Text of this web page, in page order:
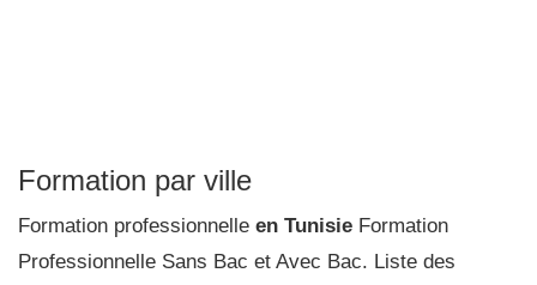
Formation par ville
Formation professionnelle en Tunisie Formation
Professionnelle Sans Bac et Avec Bac. Liste des